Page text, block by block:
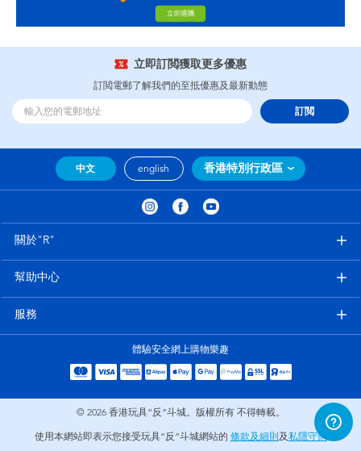
立即訂閲獲取更多優惠
訂閲電郵了解我們的至抵優惠及最新動態
訂閲
中文 english 香港特別行政區
關於"R"
幫助中心
服務
體驗安全網上購物樂趣
© 2026 香港玩具“反”斗城。版權所有 不得轉載。
使用本網站即表示您接受玩具“反”斗城網站的 條款及細則及私隱守則